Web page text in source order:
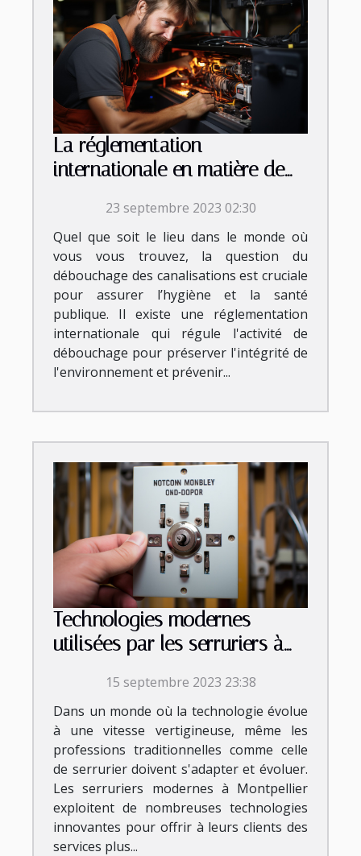
La réglementation
internationale en matière de
23 septembre 2023 02:30
Quel que soit le lieu dans le monde où
vous vous trouvez, la question du
débouchage des canalisations est cruciale
pour assurer l’hygiène et la santé
publique. Il existe une réglementation
internationale qui régule l'activité de
débouchage pour préserver l'intégrité de
l'environnement et prévenir...
Technologies modernes
utilisées par les serruriers à
15 septembre 2023 23:38
Dans un monde où la technologie évolue
à une vitesse vertigineuse, même les
professions traditionnelles comme celle
de serrurier doivent s'adapter et évoluer.
Les serruriers modernes à Montpellier
exploitent de nombreuses technologies
innovantes pour offrir à leurs clients des
services plus...